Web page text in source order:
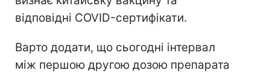
відповідні COVID-сертифікати.
Варто додати, що сьогодні інтервал
між першою другою дозою препарата